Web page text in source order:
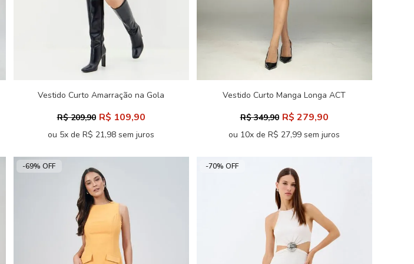
Vestido Curto Amarração na Gola
R$ 209,90 R$ 109,90
ou 5x de R$ 21,98 sem juros
Vestido Curto Manga Longa ACT
R$ 349,90 R$ 279,90
ou 10x de R$ 27,99 sem juros
-69% OFF -70% OFF